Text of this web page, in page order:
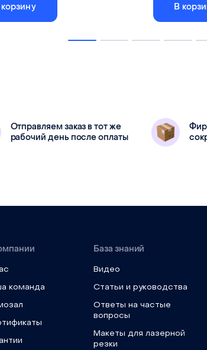
В
Отправляем заказ в тот же
рабочий день после оплаты
команда
База знаний
Видео
Статьи и руководства
Ответы на частые
вопросы
Макеты для лазерной
резки